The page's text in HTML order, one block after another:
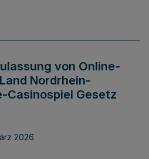
von Online-
Nordrhein-
Casinospiel Gesetz
2026